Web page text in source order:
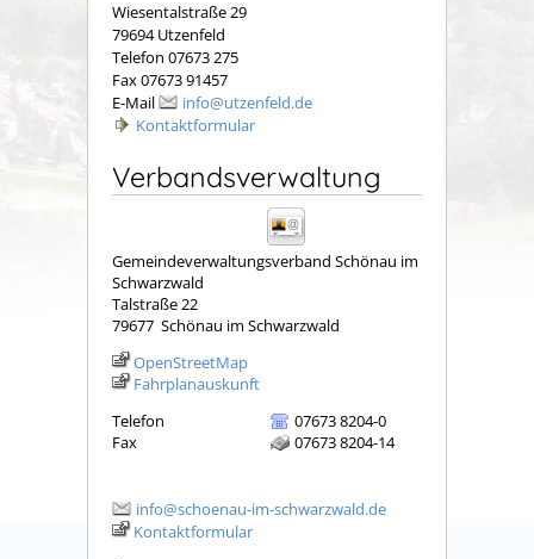
Wiesentalstraße 29
79694 Utzenfeld
Telefon 07673 275
Fax 07673 91457
E-Mail
info@utzenfeld.de
Kontaktformular
Verbandsverwaltung
Gemeindeverwaltungsverband Schönau im
Schwarzwald
Talstraße 22
79677 Schönau im Schwarzwald
OpenStreetMap
Fahrplanauskunft
Telefon
07673 8204-0
Fax
07673 8204-14
info@schoenau-im-schwarzwald.de
Kontaktformular